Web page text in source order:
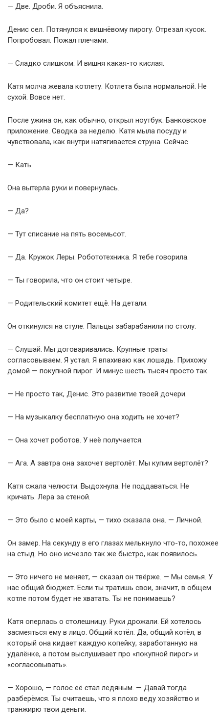
— Две. Дроби. Я объяснила.
Денис сел. Потянулся к вишнёвому пирогу. Отрезал кусок.
Попробовал. Пожал плечами.
— Сладко слишком. И вишня какая-то кислая.
Катя молча жевала котлету. Котлета была нормальной. Не
сухой. Вовсе нет.
После ужина он, как обычно, открыл ноутбук. Банковское
приложение. Сводка за неделю. Катя мыла посуду и
чувствовала, как внутри натягивается струна. Сейчас.
— Кать.
Она вытерла руки и повернулась.
— Да?
— Тут списание на пять восемьсот.
— Да. Кружок Леры. Робототехника. Я тебе говорила.
— Ты говорила, что он стоит четыре.
— Родительский комитет ещё. На детали.
Он откинулся на стуле. Пальцы забарабанили по столу.
— Слушай. Мы договаривались. Крупные траты
согласовываем. Я устал. Я впахиваю как лошадь. Прихожу
домой — покупной пирог. И минус шесть тысяч просто так.
— Не просто так, Денис. Это развитие твоей дочери.
— На музыкалку бесплатную она ходить не хочет?
— Она хочет роботов. У неё получается.
— Ага. А завтра она захочет вертолёт. Мы купим вертолёт?
Катя сжала челюсти. Выдохнула. Не поддаваться. Не
кричать. Лера за стеной.
— Это было с моей карты, — тихо сказала она. — Личной.
Он замер. На секунду в его глазах мелькнуло что-то, похожее
на стыд. Но оно исчезло так же быстро, как появилось.
— Это ничего не меняет, — сказал он твёрже. — Мы семья. У
нас общий бюджет. Если ты тратишь свои, значит, в общем
котле потом будет не хватать. Ты не понимаешь?
Катя оперлась о столешницу. Руки дрожали. Ей хотелось
засмеяться ему в лицо. Общий котёл. Да, общий котёл, в
который она кидает каждую копейку, заработанную на
удалёнке, а потом выслушивает про «покупной пирог» и
«согласовывать».
— Хорошо, — голос её стал ледяным. — Давай тогда
разберёмся. Ты считаешь, что я плохо веду хозяйство и
транжирю твои деньги.